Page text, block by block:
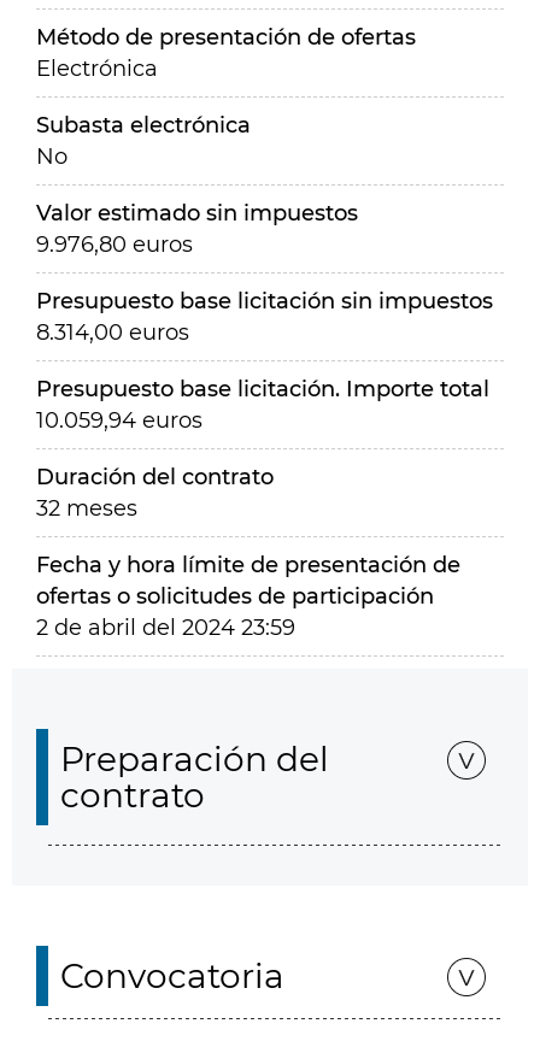
Método de presentación de ofertas
Electrónica
Subasta electrónica
No
Valor estimado sin impuestos
9.976,80 euros
Presupuesto base licitación sin impuestos
8.314,00 euros
Presupuesto base licitación. Importe total
10.059,94 euros
Duración del contrato
32 meses
Fecha y hora límite de presentación de
ofertas o solicitudes de participación
2 de abril del 2024 23:59
Preparación del
contrato
Convocatoria